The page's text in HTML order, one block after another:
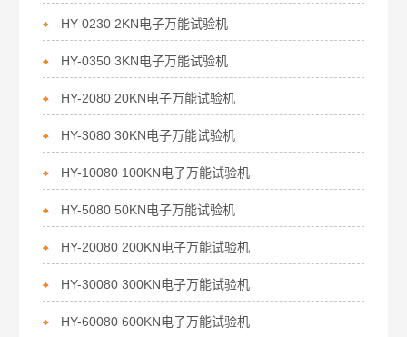
HY-0230 2KN电子万能试验机
HY-0350 3KN电子万能试验机
HY-2080 20KN电子万能试验机
HY-3080 30KN电子万能试验机
HY-10080 100KN电子万能试验机
HY-5080 50KN电子万能试验机
HY-20080 200KN电子万能试验机
HY-30080 300KN电子万能试验机
HY-60080 600KN电子万能试验机